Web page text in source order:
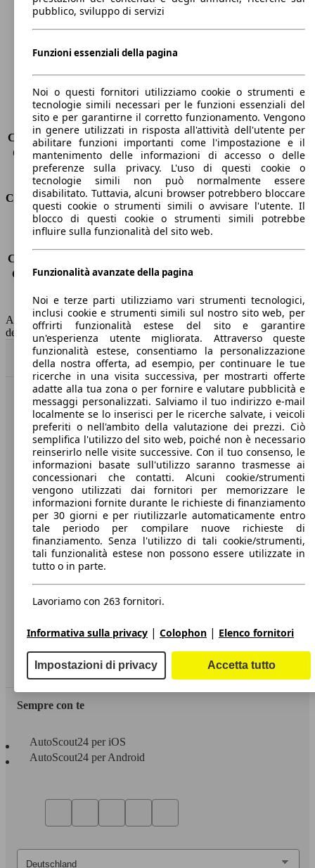
Altezza
1930 mm
Larghezza
1760 mm
Peso massimo
3200 kg
Carico massimo
590 kg
Porte
5
Sedili
5
Carico sul tetto
-
Capacità di traino (senza freni) -
Capacità di traino (con freni)
3500 kg
Volume del bagagliaio
480 - 2250 l
Consumi
Emissioni di CO2*
348 g/km (komb.)
Consumo (extra-urbano)
Consumo (combinato)* 14.9 l/100km
Capacità del serbatoio
96 l
AutoScout24 non si assume alcuna responsabilità per la correttezza
dei dati.
Torna su
Benvenuti su AutoScout24, il mercato auto europeo.
Società
A proposito di AutoScout24
Stampa
Media
Condizioni generali
Informazioni
Area rivenditori
Sempre con te
AutoScout24 per iOS
AutoScout24 per Android
pubblico, sviluppo di servizi
Funzioni essenziali della pagina
Noi o questi fornitori utilizziamo cookie o strumenti e
tecnologie simili necessari per le funzioni essenziali del
sito e per garantirne il corretto funzionamento. Vengono
in genere utilizzati in risposta all'attività dell'utente per
abilitare funzioni importanti come l'impostazione e il
mantenimento delle informazioni di accesso o delle
preferenze sulla privacy. L'uso di questi cookie o
tecnologie simili non può normalmente essere
disabilitato. Tuttavia, alcuni browser potrebbero bloccare
questi cookie o strumenti simili o avvisare l'utente. Il
blocco di questi cookie o strumenti simili potrebbe
influire sulla funzionalità del sito web.
Funzionalità avanzate della pagina
Noi e terze parti utilizziamo vari strumenti tecnologici,
inclusi cookie e strumenti simili sul nostro sito web, per
offrirti funzionalità estese del sito e garantire
un'esperienza utente migliorata. Attraverso queste
funzionalità estese, consentiamo la personalizzazione
della nostra offerta, ad esempio, per continuare le tue
ricerche in una visita successiva, per mostrarti offerte
adatte alla tua zona o per fornire e valutare pubblicità e
messaggi personalizzati. Salviamo il tuo indirizzo e-mail
localmente se lo inserisci per le ricerche salvate, i veicoli
preferiti o nell'ambito della valutazione dei prezzi. Ciò
semplifica l'utilizzo del sito web, poiché non è necessario
reinserirlo nelle visite successive. Con il tuo consenso, le
informazioni basate sull'utilizzo saranno trasmesse ai
concessionari che contatti. Alcuni cookie/strumenti
vengono utilizzati dai fornitori per memorizzare le
informazioni fornite durante le richieste di finanziamento
per 30 giorni e per riutilizzarle automaticamente entro
tale periodo per compilare nuove richieste di
finanziamento. Senza l'utilizzo di tali cookie/strumenti,
tali funzionalità estese non possono essere utilizzate in
tutto o in parte.
Lavoriamo con 263 fornitori.
Informativa sulla privacy | Colophon | Elenco fornitori
Impostazioni di privacy Accetta tutto